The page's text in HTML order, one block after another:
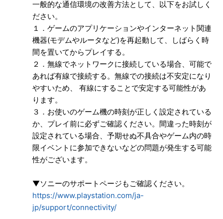
【PS5/ソニックレーシング クロスワールド】Steam／Epic
Games Store 版の問い合わせ先はどこですか
【PS5/ソニックレーシング クロスワールド】取扱説明書
（マニュアル）はありますか
【PS5/ソニックレーシング クロスワールド】プレイ動画や
ゲーム画面写真を、動画サイト／SNS等で公開してもいいで
【PS5/ソニックレーシング クロスワールド】シェア機能に
対応していますか（制限されている機能はありますか）
【PS5/ソニックレーシング クロスワールド】ゲームが難し
もっと見る
一般的な通信環境の改善方法として、以下をお試しく
ださい。
１．ゲームのアプリケーションやインターネット関連
機器(モデムやルータなど)を再起動して、しばらく時
間を置いてからプレイする。
２．無線でネットワークに接続している場合、可能で
あれば有線で接続する。無線での接続は不安定になり
やすいため、 有線にすることで安定する可能性があ
ります。
３．お使いのゲーム機の時刻が正しく設定されている
か、プレイ前に必ずご確認ください。間違った時刻が
設定されている場合、予期せぬ不具合やゲーム内の時
限イベントに参加できないなどの問題が発生する可能
性がございます。
▼ソニーのサポートページもご確認ください。
https://www.playstation.com/ja-
jp/support/connectivity/